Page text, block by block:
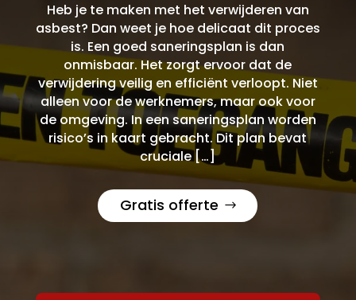
Heb je te maken met het verwijderen van
asbest? Dan weet je hoe delicaat dit proces
is. Een goed saneringsplan is dan
onmisbaar. Het zorgt ervoor dat de
verwijdering veilig en efficiënt verloopt. Niet
alleen voor de werknemers, maar ook voor
de omgeving. In een saneringsplan worden
risico’s in kaart gebracht. Dit plan bevat
cruciale […]
Gratis offerte